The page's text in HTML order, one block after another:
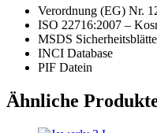
Verordnung (EG) Nr.
ISO 22716:2007 –
MSDS
INCI Database
PIF Datein
Ähnliche